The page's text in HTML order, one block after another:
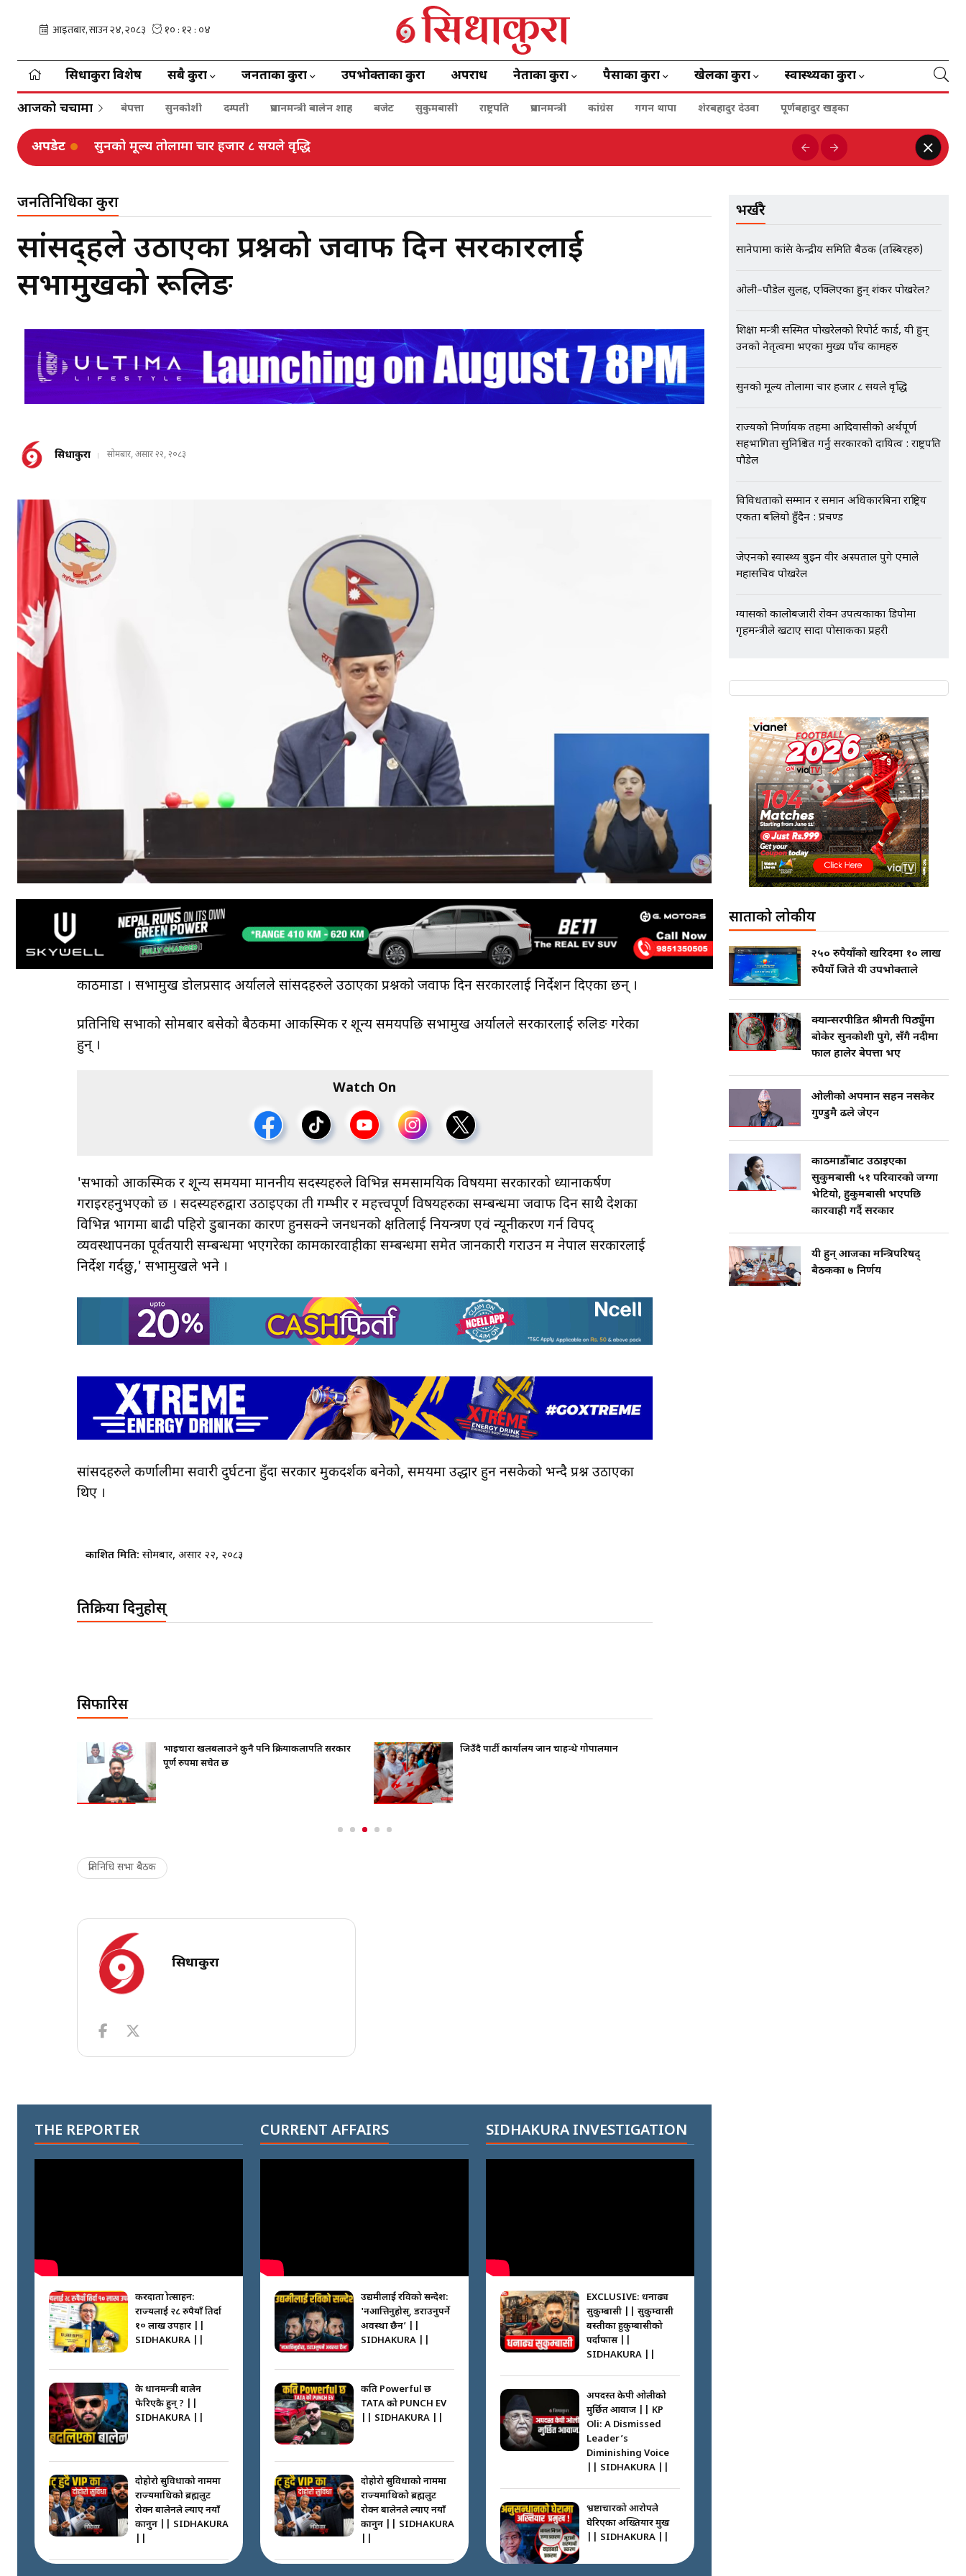
सिधाकुरा विशेष सबै कुरा जनताका कुरा उपभोक्ताका कुरा अपराध नेताका कुरा पैसाका कुरा खेलका कुरा स्वास्थ्यका कुरा
आजको चर्चामा बेपत्ता सुनकोशी दम्पती प्रधानमन्त्री बालेन शाह बजेट सुकुमबासी राष्ट्रपति प्रधानमन्त्री कांग्रेस गगन थापा शेरबहादुर देउवा पूर्णबहादुर खड्का
अपडेट राज्यको निर्णायक तहमा आदिवासीको अर्थपूर्ण सहभागिता सुनिश्चित गर्नु सरकारको दायित्व : राष्ट्रपति पौडेल
जनप्रतिनिधिका कुरा
सांसद्हरुले उठाएका प्रश्नको जवाफ दिन सरकारलाई
सभामुखको रूलिङ
सिधाकुरा सोमबार, असार २२, २०८३
काठमाडौँ । सभामुख डोलप्रसाद अर्यालले सांसदहरुले उठाएका प्रश्नको जवाफ दिन सरकारलाई निर्देशन दिएका छन् ।
प्रतिनिधि सभाको सोमबार बसेको बैठकमा आकस्मिक र शून्य समयपछि सभामुख अर्यालले सरकारलाई रुलिङ गरेका
हुन् ।
Watch On
'सभाको आकस्मिक र शून्य समयमा माननीय सदस्यहरुले विभिन्न समसामयिक विषयमा सरकारको ध्यानाकर्षण
गराइरहनुभएको छ । सदस्यहरुद्वारा उठाइएका ती गम्भीर र महत्त्वपूर्ण विषयहरुका सम्बन्धमा जवाफ दिन साथै देशका
विभिन्न भागमा बाढी पहिरो डुबानका कारण हुनसक्ने जनधनको क्षतिलाई नियन्त्रण एवं न्यूनीकरण गर्न विपद्
व्यवस्थापनका पूर्वतयारी सम्बन्धमा भएगरेका कामकारवाहीका सम्बन्धमा समेत जानकारी गराउन म नेपाल सरकारलाई
निर्देश गर्दछु,' सभामुखले भने ।
सांसदहरुले कर्णालीमा सवारी दुर्घटना हुँदा सरकार मुकदर्शक बनेको, समयमा उद्धार हुन नसकेको भन्दै प्रश्न उठाएका
थिए ।
प्रकाशित मिति: सोमबार, असार २२, २०८३
प्रतिक्रिया दिनुहोस्
सिफारिस
भाइचारा खलबलाउने कुनै पनि क्रियाकलापप्रति सरकार
पूर्ण रुपमा सचेत छ
जिउँदै पार्टी कार्यालय जान चाहन्थे गोपालमान
प्रतिनिधि सभा बैठक
सिधाकुरा
THE REPORTER
करदाता प्रोत्साहन:
राज्यलाई २८ रुपैयाँ तिर्दा
१० लाख उपहार ||
SIDHAKURA ||
के प्रधानमन्त्री बालेन
फेरिएकै हुन् ? ||
SIDHAKURA ||
दोहोरो सुविधाको नाममा
राज्यमाथिको ब्रह्मलुट
रोक्न बालेनले ल्याए नयाँ
कानुन || SIDHAKURA
CURRENT AFFAIRS
उद्यमीलाई रविको सन्देश:
'नआत्तिनुहोस्, डराउनुपर्ने
अवस्था छैन’ ||
SIDHAKURA ||
कति Powerful छ
TATA को PUNCH EV
|| SIDHAKURA ||
दोहोरो सुविधाको नाममा
राज्यमाथिको ब्रह्मलुट
रोक्न बालेनले ल्याए नयाँ
कानुन || SIDHAKURA
SIDHAKURA INVESTIGATION
EXCLUSIVE: धनाढ्य
सुकुम्बासी || सुकुम्वासी
बस्तीका हुकुम्बासीको
पर्दाफास ||
SIDHAKURA ||
अपदस्त केपी ओलीको
मुर्छित आवाज || KP
Oli: A Dismissed
Leader’s
Diminishing Voice
|| SIDHAKURA ||
भ्रष्टाचारको आरोपले
घेरिएका अख्तियार प्रमुख
|| SIDHAKURA ||
भर्खरै
सानेपामा कांग्रेस केन्द्रीय समिति बैठक (तस्बिरहरु)
ओली–पौडेल सुलह, एक्लिएका हुन् शंकर पोखरेल?
शिक्षा मन्त्री सस्मित पोखरेलको रिपोर्ट कार्ड, यी हुन्
उनको नेतृत्वमा भएका मुख्य पाँच कामहरु
सुनको मूल्य तोलामा चार हजार ८ सयले वृद्धि
राज्यको निर्णायक तहमा आदिवासीको अर्थपूर्ण
सहभागिता सुनिश्चित गर्नु सरकारको दायित्व : राष्ट्रपति
पौडेल
विविधताको सम्मान र समान अधिकारबिना राष्ट्रिय
एकता बलियो हुँदैन : प्रचण्ड
जेएनको स्वास्थ्य बुझ्न वीर अस्पताल पुगे एमाले
महासचिव पोखरेल
ग्यासको कालोबजारी रोक्न उपत्यकाका डिपोमा
गृहमन्त्रीले खटाए सादा पोसाकका प्रहरी
साताको लोकप्रीय
२५० रुपैयाँको खरिदमा १० लाख
रुपैयाँ जिते यी उपभोक्ताले
क्यान्सरपीडित श्रीमती पिठ्युँमा
बोकेर सुनकोशी पुगे, सँगै नदीमा
फाल हालेर बेपत्ता भए
ओलीको अपमान सहन नसकेर
गुण्डुमै ढले जेएन
काठमाडौँबाट उठाइएका
सुकुमबासी ५१ परिवारको जग्गा
भेटियो, हुकुमबासी भएपछि
कारवाही गर्दै सरकार
यी हुन् आजका मन्त्रिपरिषद्
बैठकका ७ निर्णय